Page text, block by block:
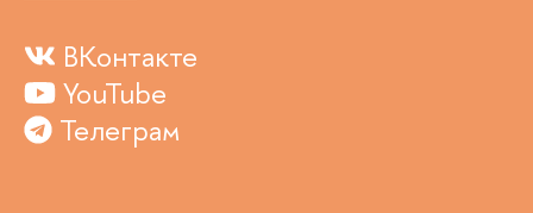
ВКонтакте
YouTube
Телеграм